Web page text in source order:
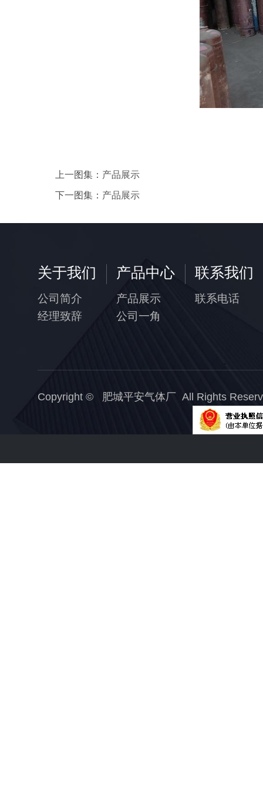
上一图集： 产品展示
下一图集： 产品展示
关于我们
公司简介
经理致辞
产品中心
产品展示
公司一角
联系我们
联系电话
Copyright © 肥城平安气体厂 All Rights